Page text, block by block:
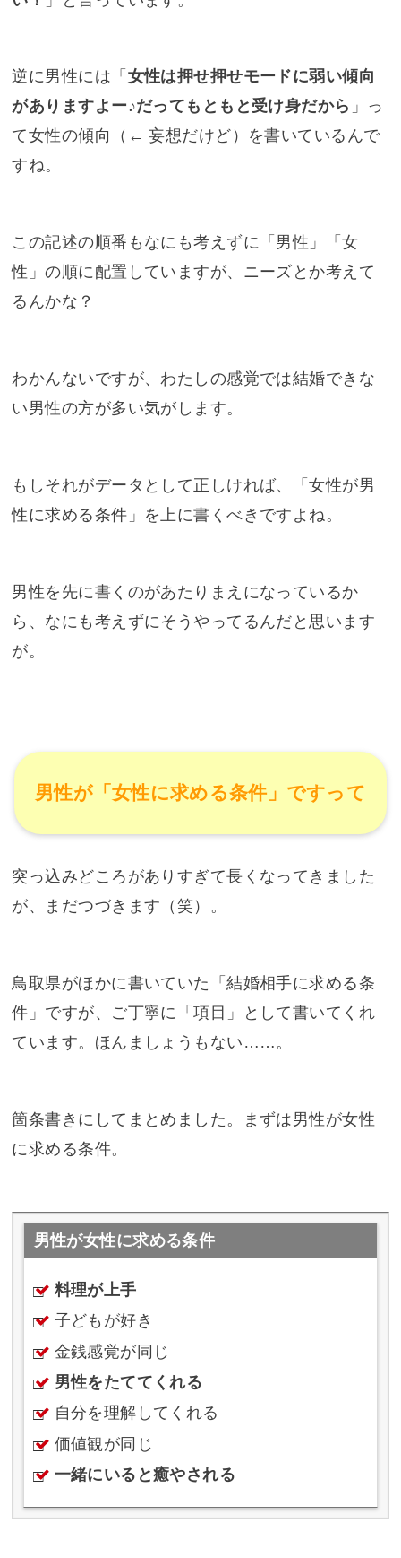
逆に男性には「 女性は押せ押せモードに弱い傾向
がありますよー♪だってもともと受け身だから 」っ
て女性の傾向（← 妄想だけど）を書いているんで
すね。
この記述の順番もなにも考えずに「男性」「女
性」の順に配置していますが、ニーズとか考えて
るんかな？
わかんないですが、わたしの感覚では結婚できな
い男性の方が多い気がします。
もしそれがデータとして正しければ、「女性が男
性に求める条件」を上に書くべきですよね。
男性を先に書くのがあたりまえになっているか
ら、なにも考えずにそうやってるんだと思います
が。
男性が「女性に求める条件」ですって
突っ込みどころがありすぎて長くなってきました
が、まだつづきます（笑）。
鳥取県がほかに書いていた「結婚相手に求める条
件」ですが、ご丁寧に「項目」として書いてくれ
ています。ほんましょうもない……。
箇条書きにしてまとめました。まずは男性が女性
に求める条件。
男性が女性に求める条件
料理が上手
子どもが好き
金銭感覚が同じ
男性をたててくれる
自分を理解してくれる
価値観が同じ
一緒にいると癒やされる